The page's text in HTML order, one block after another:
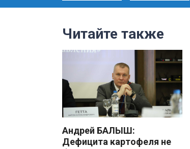
Читайте также
Андрей БАЛЫШ:
Дефицита картофеля не